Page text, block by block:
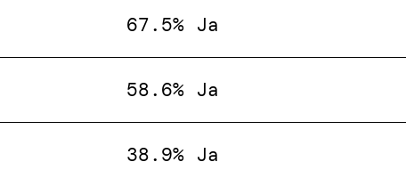
67.5% Ja
58.6% Ja
38.9% Ja